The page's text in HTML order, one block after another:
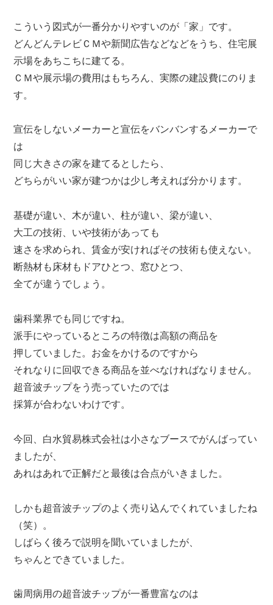
こういう図式が一番分かりやすいのが「家」です。
どんどんテレビＣＭや新聞広告などなどをうち、住宅展
示場をあちこちに建てる。
ＣＭや展示場の費用はもちろん、実際の建設費にのりま
す。
宣伝をしないメーカーと宣伝をバンバンするメーカーで
は
同じ大きさの家を建てるとしたら、
どちらがいい家が建つかは少し考えれば分かります。
基礎が違い、木が違い、柱が違い、梁が違い、
大工の技術、いや技術があっても
速さを求められ、賃金が安ければその技術も使えない。
断熱材も床材もドアひとつ、窓ひとつ、
全てが違うでしょう。
歯科業界でも同じですね。
派手にやっているところの特徴は高額の商品を
押していました。お金をかけるのですから
それなりに回収できる商品を並べなければなりません。
超音波チップをう売っていたのでは
採算が合わないわけです。
今回、白水貿易株式会社は小さなブースでがんばってい
ましたが、
あれはあれで正解だと最後は合点がいきました。
しかも超音波チップのよく売り込んでくれていましたね
（笑）。
しばらく後ろで説明を聞いていましたが、
ちゃんとできていました。
歯周病用の超音波チップが一番豊富なのは